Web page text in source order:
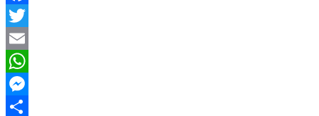
Facebook
Twitter
Email
WhatsApp
Messenger